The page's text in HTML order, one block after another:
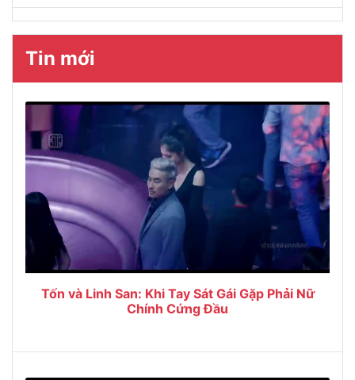
Tin mới
Tốn và Linh San: Khi Tay Sát Gái Gặp Phải Nữ
Chính Cứng Đầu